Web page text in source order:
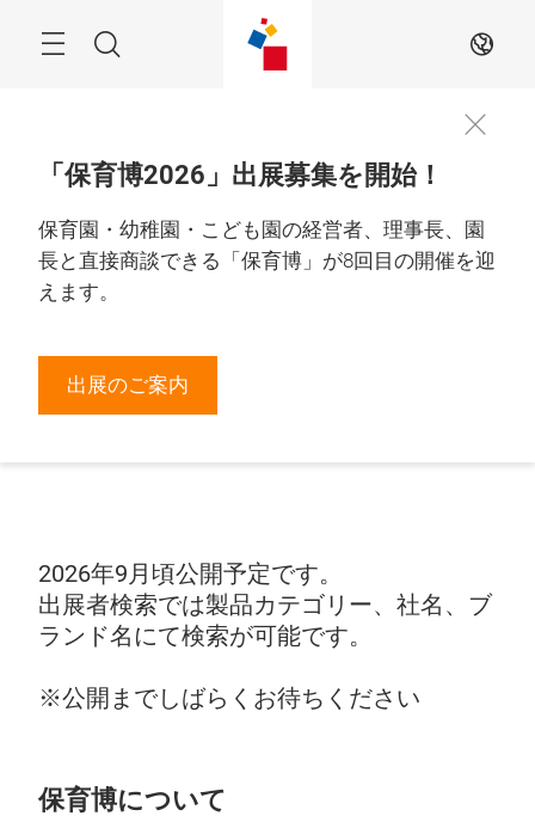
Search JA
「保育博2026」出展募集を開始！
保育園・幼稚園・こども園の経営者、理事長、園
長と直接商談できる「保育博」が8回目の開催を迎
えます。
出展のご案内
2026年9月頃公開予定です。
出展者検索では製品カテゴリー、社名、ブ
ランド名にて検索が可能です。
※公開までしばらくお待ちください
保育博について